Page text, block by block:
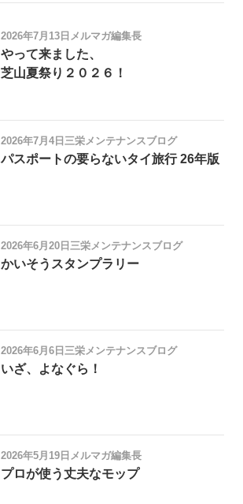
2026年7月13日 メルマガ編集長
やって来ました、
芝山夏祭り２０２６！
2026年7月4日 三栄メンテナンスブログ
パスポートの要らないタイ旅行 26年版
2026年6月20日 三栄メンテナンスブログ
かいそうスタンプラリー
2026年6月6日 三栄メンテナンスブログ
いざ、よなぐら！
2026年5月19日 メルマガ編集長
プロが使う丈夫なモップ